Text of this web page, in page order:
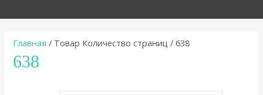
MENU
Главная / Товар Количество страниц / 638
638